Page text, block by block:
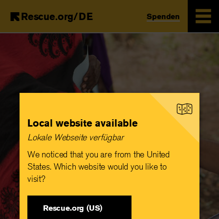
content
Rescue.org/DE Spenden
Local website available
Lokale Webseite verfügbar
We noticed that you are from the United
States. Which website would you like to
visit?
Rescue.org (US)